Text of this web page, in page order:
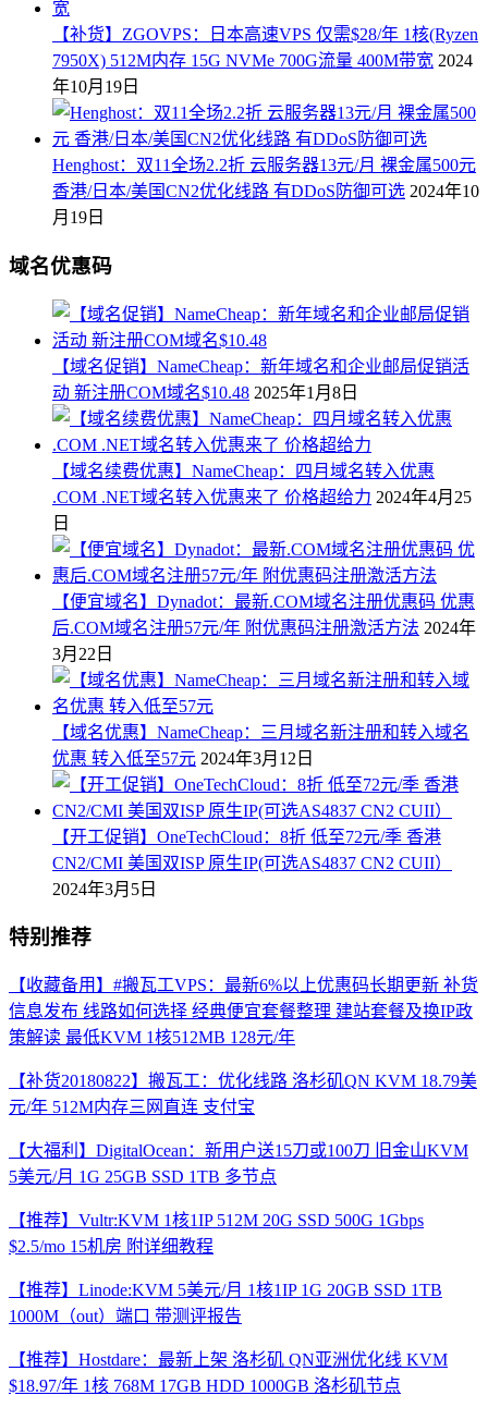
【补货】ZGOVPS：日本高速VPS 仅需$28/年 1核(Ryzen
7950X) 512M内存 15G NVMe 700G流量 400M带宽 2024
年10月19日
Henghost：双11全场2.2折 云服务器13元/月 裸金属500元
香港/日本/美国CN2优化线路 有DDoS防御可选 2024年10
月19日
域名优惠码
【域名促销】NameCheap：新年域名和企业邮局促销活
动 新注册COM域名$10.48 2025年1月8日
【域名续费优惠】NameCheap：四月域名转入优惠
.COM .NET域名转入优惠来了 价格超给力 2024年4月25
日
【便宜域名】Dynadot：最新.COM域名注册优惠码 优惠
后.COM域名注册57元/年 附优惠码注册激活方法 2024年
3月22日
【域名优惠】NameCheap：三月域名新注册和转入域名
优惠 转入低至57元 2024年3月12日
【开工促销】OneTechCloud：8折 低至72元/季 香港
CN2/CMI 美国双ISP 原生IP(可选AS4837 CN2 CUII）
2024年3月5日
特别推荐
【收藏备用】#搬瓦工VPS：最新6%以上优惠码长期更新 补货
信息发布 线路如何选择 经典便宜套餐整理 建站套餐及换IP政
策解读 最低KVM 1核512MB 128元/年
【补货20180822】搬瓦工：优化线路 洛杉矶QN KVM 18.79美
元/年 512M内存三网直连 支付宝
【大福利】DigitalOcean：新用户送15刀或100刀 旧金山KVM
5美元/月 1G 25GB SSD 1TB 多节点
【推荐】Vultr:KVM 1核1IP 512M 20G SSD 500G 1Gbps
$2.5/mo 15机房 附详细教程
【推荐】Linode:KVM 5美元/月 1核1IP 1G 20GB SSD 1TB
1000M（out）端口 带测评报告
【推荐】Hostdare：最新上架 洛杉矶 QN亚洲优化线 KVM
$18.97/年 1核 768M 17GB HDD 1000GB 洛杉矶节点